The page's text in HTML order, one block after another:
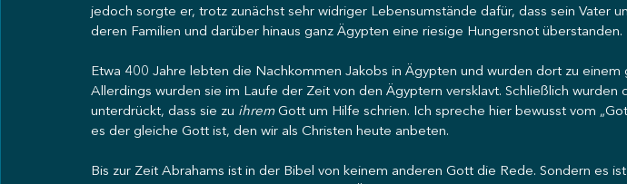
jedoch sorgte er, trotz zunächst sehr widriger Lebensumstände dafür, dass sein Vater
deren Familien und darüber hinaus ganz Ägypten eine riesige Hungersnot überstanden.
Etwa 400 Jahre lebten die Nachkommen Jakobs in Ägypten und wurden dort zu einem
Allerdings wurden sie im Laufe der Zeit von den Ägyptern versklavt. Schließlich wurden
unterdrückt, dass sie zu ihrem Gott um Hilfe schrien. Ich spreche hier bewusst vom
es der gleiche Gott ist, den wir als Christen heute anbeten.
Bis zur Zeit Abrahams ist in der Bibel von keinem anderen Gott die Rede. Sondern es